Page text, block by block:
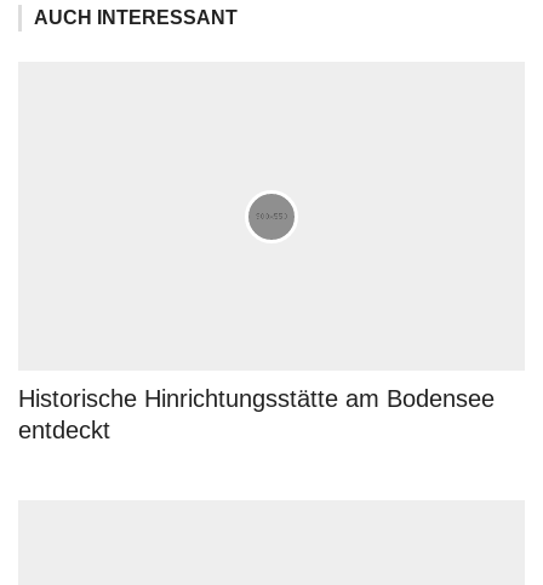
AUCH INTERESSANT
Historische Hinrichtungsstätte am Bodensee
entdeckt